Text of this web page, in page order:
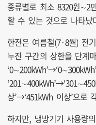
종류별로 최소 8320원∼2
할 수 있는 것으로 나타났
한전은 여름철(7·8월) 전
누진 구간의 상한을 단계
상’→‘451kWh 이상’으로
하지만, 냉방기기 사용량